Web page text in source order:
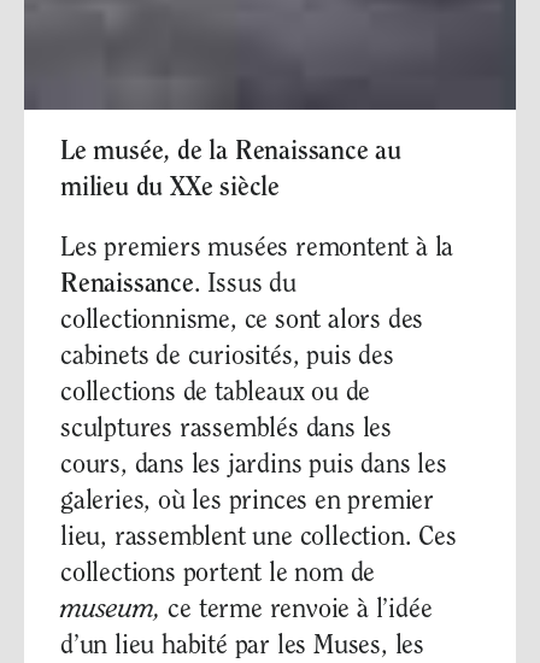
Le musée, de la Renaissance au
milieu du XXe siècle
Les premiers musées remontent à la
Renaissance. Issus du
collectionnisme, ce sont alors des
cabinets de curiosités, puis des
collections de tableaux ou de
sculptures rassemblés dans les
cours, dans les jardins puis dans les
galeries, où les princes en premier
lieu, rassemblent une collection. Ces
collections portent le nom de
museum, ce terme renvoie à l’idée
d’un lieu habité par les Muses, les